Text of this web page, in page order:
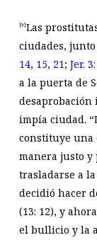
[9] Las
ciudades,
14, 15, 21; Jer.
a la puerta de
desaprobación
impía ciudad.
constituye una
manera justo y
trasladarse a
decidió hacer
(13: 12), y
el bullicio y la